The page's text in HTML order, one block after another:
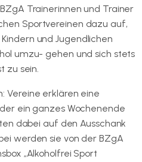
Trainerinnen und Trainer
Sportvereinen dazu auf,
und Jugendlichen
umzu- gehen und sich stets
zu sein.
Vereine erklären eine
ein ganzes Wochenende
dabei auf den Ausschank
werden sie von der BZgA
„Alkoholfrei Sport